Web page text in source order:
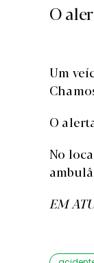
O
Um
O
No
EM